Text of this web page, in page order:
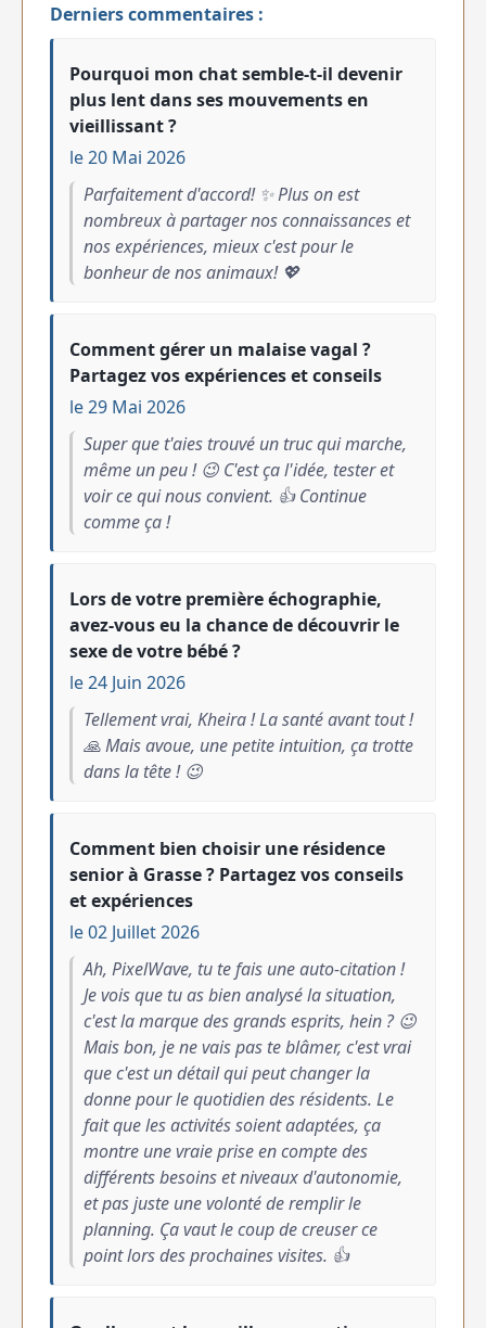
Derniers commentaires :
Pourquoi mon chat semble-t-il devenir
plus lent dans ses mouvements en
vieillissant ?
le 20 Mai 2026
Parfaitement d'accord! ✨ Plus on est
nombreux à partager nos connaissances et
nos expériences, mieux c'est pour le
bonheur de nos animaux! 💖
Comment gérer un malaise vagal ?
Partagez vos expériences et conseils
le 29 Mai 2026
Super que t'aies trouvé un truc qui marche,
même un peu ! 😉 C'est ça l'idée, tester et
voir ce qui nous convient. 👍 Continue
comme ça !
Lors de votre première échographie,
avez-vous eu la chance de découvrir le
sexe de votre bébé ?
le 24 Juin 2026
Tellement vrai, Kheira ! La santé avant tout !
🙏 Mais avoue, une petite intuition, ça trotte
dans la tête ! 😉
Comment bien choisir une résidence
senior à Grasse ? Partagez vos conseils
et expériences
le 02 Juillet 2026
Ah, PixelWave, tu te fais une auto-citation !
Je vois que tu as bien analysé la situation,
c'est la marque des grands esprits, hein ? 😉
Mais bon, je ne vais pas te blâmer, c'est vrai
que c'est un détail qui peut changer la
donne pour le quotidien des résidents. Le
fait que les activités soient adaptées, ça
montre une vraie prise en compte des
différents besoins et niveaux d'autonomie,
et pas juste une volonté de remplir le
planning. Ça vaut le coup de creuser ce
point lors des prochaines visites. 👍